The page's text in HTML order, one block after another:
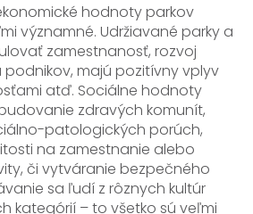
hodnoty parkov
významné. Udržiavané parky a
zamestnanosť, rozvoj
podnikov, majú pozitívny vplyv
atď. Sociálne hodnoty
zdravých komunít,
patologických porúch,
na zamestnanie alebo
či vytváranie bezpečného
sa ľudí z rôznych kultúr
kategórií – to všetko sú veľmi